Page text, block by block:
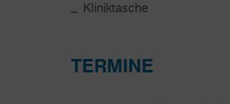
Kliniktasche
TERMINE